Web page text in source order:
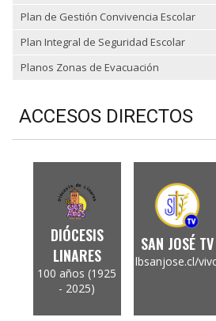
Plan de Gestión Convivencia Escolar
Plan Integral de Seguridad Escolar
Planos Zonas de Evacuación
ACCESOS DIRECTOS
DIÓCESIS
LINARES
100 años (1925
- 2025)
SAN JOSÉ TV
lbsanjose.cl/